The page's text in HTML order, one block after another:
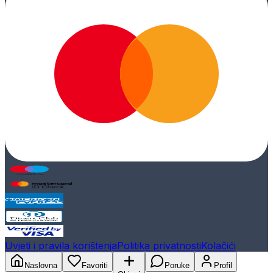
Uvjeti i pravila korištenjaPolitika privatnostiKolačići
Naslovna
Favoriti
Poruke Profil